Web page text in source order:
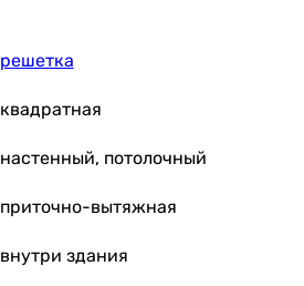
решетка
квадратная
настенный, потолочный
приточно-вытяжная
внутри здания